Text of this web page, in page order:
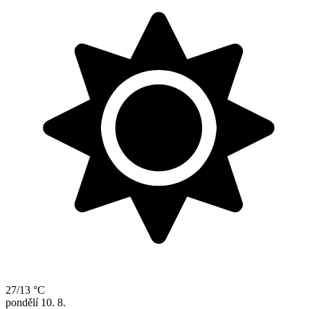
27/13 °C
pondělí 10. 8.